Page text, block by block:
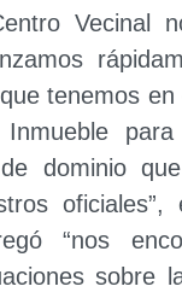
Vecinal
tenemos
Inmueble
dominio
“nos
sobre